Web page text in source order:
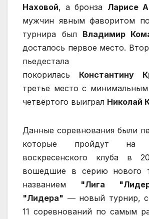
Наховой, а бронза Ларисе
мужчин явным фаворитом
турнира былВладимир
досталось первое место.
пьедестала
покорилась Константину
третье место с
четвёртого выиграл Николай
Данные соревнования были
которые пройдут на
воскресенского клуба в
вошедшие в серию нового
названием "Лига
"Лидера" — новый турнир,
11 соревнований по самым